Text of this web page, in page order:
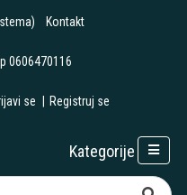
Kontakt
0606470116
se Registruj se
Kategorije